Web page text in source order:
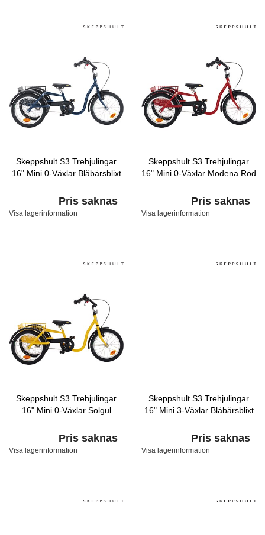
Skeppshult S3 Trehjulingar
16" Mini 0-Växlar Blåbärsblixt
Pris saknas
Visa lagerinformation
Skeppshult S3 Trehjulingar
16" Mini 0-Växlar Modena Röd
Pris saknas
Visa lagerinformation
Skeppshult S3 Trehjulingar
16" Mini 0-Växlar Solgul
Pris saknas
Visa lagerinformation
Skeppshult S3 Trehjulingar
16" Mini 3-Växlar Blåbärsblixt
Pris saknas
Visa lagerinformation